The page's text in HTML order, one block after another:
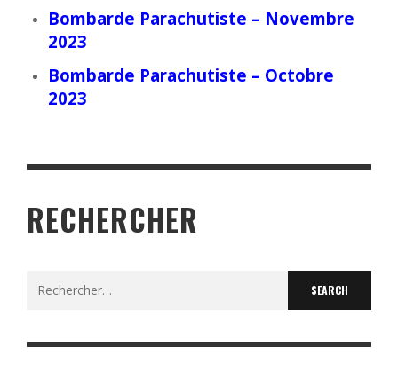
Bombarde Parachutiste – Novembre
2023
Bombarde Parachutiste – Octobre
2023
RECHERCHER